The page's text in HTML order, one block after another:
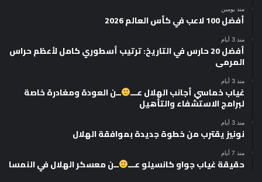
منذ يومين
أفضل 100 لاعب في كأس العالم 2026
منذ 3 أيام
أفضل 20 حارس في التاريخ: ترتيب أسطوري كامل لأعظم حراس
المرمى
منذ 3 أيام
غياب خماسي أجانب الهلال عـــ ــن العودة ومغادرة خاصة
لبرامج الاستشفاء والتأهيل
منذ 3 أيام
نونيز يقترب من خطوة جديدة بموافقة الهلال
منذ 7 أيام
حقيقة غياب جواو كانسيلو عـــ ــن معسكر الهلال في النمسا